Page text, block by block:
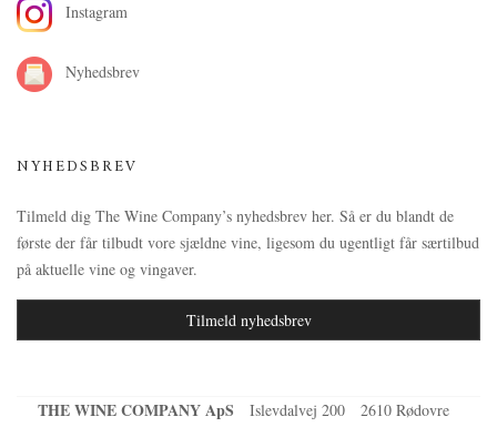
Instagram
Nyhedsbrev
NYHEDSBREV
Tilmeld dig The Wine Company’s nyhedsbrev her. Så er du blandt de
første der får tilbudt vore sjældne vine, ligesom du ugentligt får særtilbud
på aktuelle vine og vingaver.
Tilmeld nyhedsbrev
THE WINE COMPANY ApS Islevdalvej 200
2610 Rødovre